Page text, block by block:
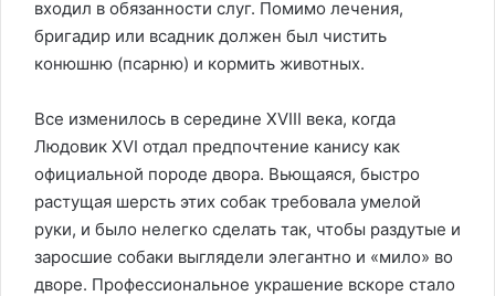
входил в обязанности слуг. Помимо лечения,
бригадир или всадник должен был чистить
конюшню (псарню) и кормить животных.
Все изменилось в середине XVIII века, когда
Людовик XVI отдал предпочтение канису как
официальной породе двора. Вьющаяся, быстро
растущая шерсть этих собак требовала умелой
руки, и было нелегко сделать так, чтобы раздутые и
заросшие собаки выглядели элегантно и «мило» во
дворе. Профессиональное украшение вскоре стало